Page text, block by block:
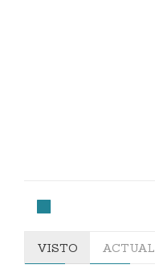
VISTO ACTUAL